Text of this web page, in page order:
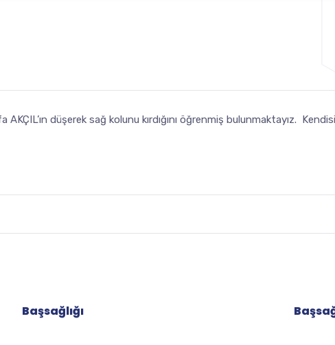
düşerek sağ kolunu kırdığını öğrenmiş bulunmaktayız.
Başsağlığı